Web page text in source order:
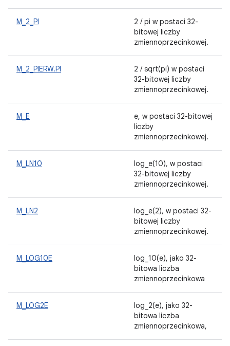
M_2_PI
2 / pi w postaci 32-
bitowej liczby
zmiennoprzecinkowej.
M_2_PIERW.PI
2 / sqrt(pi) w postaci
32-bitowej liczby
zmiennoprzecinkowej.
M_E
e, w postaci 32-bitowej
liczby
zmiennoprzecinkowej.
M_LN10
log_e(10), w postaci
32-bitowej liczby
zmiennoprzecinkowej.
M_LN2
log_e(2), w postaci 32-
bitowej liczby
zmiennoprzecinkowej.
M_LOG10E
log_10(e), jako 32-
bitowa liczba
zmiennoprzecinkowa
M_LOG2E
log_2(e), jako 32-
bitowa liczba
zmiennoprzecinkowa,